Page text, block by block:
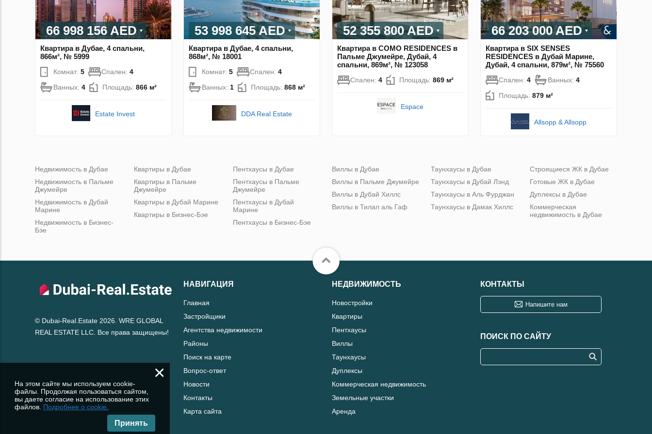
66 998 156 AED
Квартира в Дубае, 4 спальни,
866м², № 5999
Комнат: 5 Спален: 4
Ванных: 4 Площадь: 866 м²
Estate Invest
53 998 645 AED
Квартира в Дубае, 4 спальни,
868м², № 18001
Комнат: 5 Спален: 4
Ванных: 1 Площадь: 868 м²
DDA Real Estate
52 355 800 AED
Квартира в COMO RESIDENCES в
Пальме Джумейре, Дубай, 4
спальни, 869м², № 123058
Спален: 4 Площадь: 869 м²
Espace
66 203 000 AED
Квартира в SIX SENSES
RESIDENCES в Дубай Марине,
Дубай, 4 спальни, 879м², № 75560
Спален: 4 Ванных: 4
Площадь: 879 м²
Allsopp & Allsopp
Недвижимость в Дубае
Недвижимость в Пальме
Джумейре
Недвижимость в Дубай
Марине
Недвижимость в Бизнес-
Бэе
Квартиры в Дубае
Квартиры в Пальме
Джумейре
Квартиры в Дубай Марине
Квартиры в Бизнес-Бэе
Пентхаусы в Дубае
Пентхаусы в Пальме
Джумейре
Пентхаусы в Дубай
Марине
Пентхаусы в Бизнес-Бэе
Виллы в Дубае
Виллы в Пальме Джумейре
Виллы в Дубай Хиллс
Виллы в Тилал аль Гаф
Таунхаусы в Дубае
Таунхаусы в Дубай Лэнд
Таунхаусы в Аль Фурджан
Таунхаусы в Дамак Хиллс
Строящиеся ЖК в Дубае
Готовые ЖК в Дубае
Дуплексы в Дубае
Коммерческая
недвижимость в Дубае
© Dubai-Real.Estate 2026. WRE GLOBAL
REAL ESTATE LLC. Все права защищены!
НАВИГАЦИЯ
Главная
Застройщики
Агентства недвижимости
Районы
Поиск на карте
Вопрос-ответ
Новости
Контакты
Карта сайта
НЕДВИЖИМОСТЬ
Новостройки
Квартиры
Пентхаусы
Виллы
Таунхаусы
Дуплексы
Коммерческая недвижимость
Земельные участки
Аренда
КОНТАКТЫ
Напишите нам
ПОИСК ПО САЙТУ
×
На этом сайте мы используем cookie-
файлы. Продолжая пользоваться сайтом,
вы даете согласие на использование этих
файлов. Подробнее о cookie.
Принять